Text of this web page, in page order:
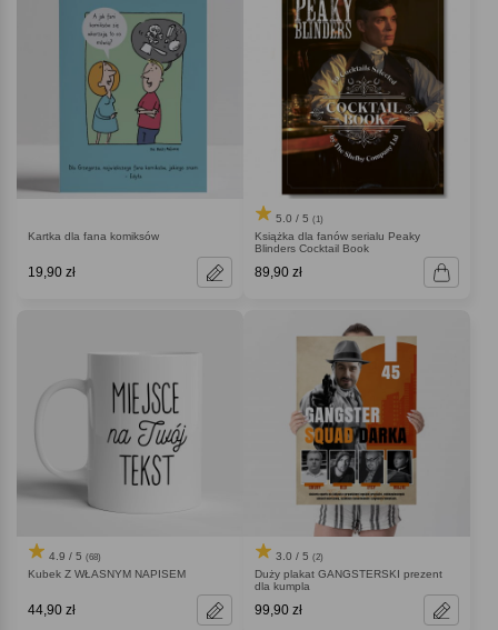
Kartka dla fana komiksów
19,90 zł
5.0 / 5 (1)
Książka dla fanów serialu Peaky
Blinders Cocktail Book
89,90 zł
4.9 / 5 (68)
Kubek Z WŁASNYM NAPISEM
44,90 zł
3.0 / 5 (2)
Duży plakat GANGSTERSKI prezent
dla kumpla
99,90 zł